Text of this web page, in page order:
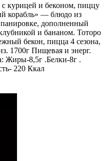
курицей и беконом, пиццу
корабль» — блюдо из
дополненный
и бананом. Тоторо
бекон, пицца 4 сезона,
1700г Пищевая и энерг.
Жиры-8,5г .Белки-8г .
220 Ккал